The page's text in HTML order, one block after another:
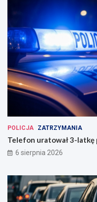
POLICJA ZATRZYMANIA
Telefon uratował 3-latkę
6 sierpnia 2026